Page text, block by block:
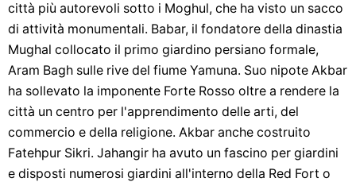
città più autorevoli sotto i Moghul, che ha visto un sacco
di attività monumentali. Babar, il fondatore della dinastia
Mughal collocato il primo giardino persiano formale,
Aram Bagh sulle rive del fiume Yamuna. Suo nipote Akbar
ha sollevato la imponente Forte Rosso oltre a rendere la
città un centro per l'apprendimento delle arti, del
commercio e della religione. Akbar anche costruito
Fatehpur Sikri. Jahangir ha avuto un fascino per giardini
e disposti numerosi giardini all'interno della Red Fort o